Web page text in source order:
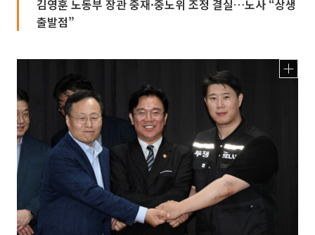
김영훈 노동부 장관 중재·중노위 조정 결실…노사 “상생
출발점”